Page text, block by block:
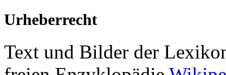
Urheberrecht
Text und Bilder der